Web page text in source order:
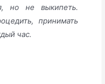
но не выкипеть.
принимать
час.